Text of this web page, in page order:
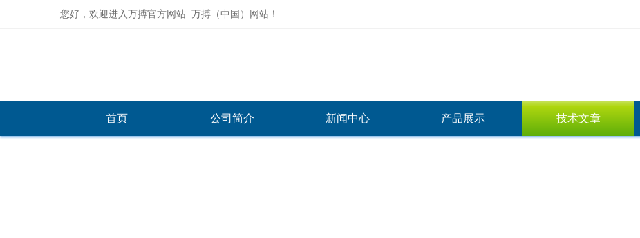
您好，欢迎进入万搏官方网站_万搏（中国）网站！
首页 公司简介 新闻中心 产品展示 技术文章